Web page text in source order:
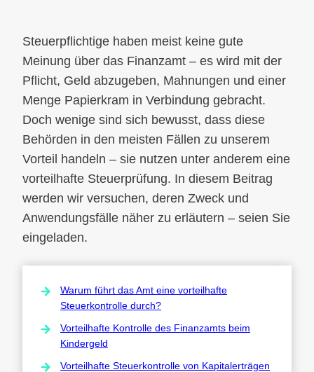
Steuerpflichtige haben meist keine gute
Meinung über das Finanzamt – es wird mit der
Pflicht, Geld abzugeben, Mahnungen und einer
Menge Papierkram in Verbindung gebracht.
Doch wenige sind sich bewusst, dass diese
Behörden in den meisten Fällen zu unserem
Vorteil handeln – sie nutzen unter anderem eine
vorteilhafte Steuerprüfung. In diesem Beitrag
werden wir versuchen, deren Zweck und
Anwendungsfälle näher zu erläutern – seien Sie
eingeladen.
Warum führt das Amt eine vorteilhafte
Steuerkontrolle durch?
Vorteilhafte Kontrolle des Finanzamts beim
Kindergeld
Vorteilhafte Steuerkontrolle von Kapitalerträgen